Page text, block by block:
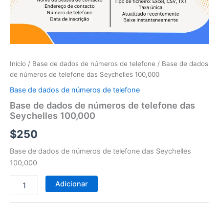
Início / Base de dados de números de telefone / Base de dados
de números de telefone das Seychelles 100,000
Base de dados de números de telefone
Base de dados de números de telefone das
Seychelles 100,000
$250
Base de dados de números de telefone das Seychelles
100,000
telefone
Seychelles
Adicionar